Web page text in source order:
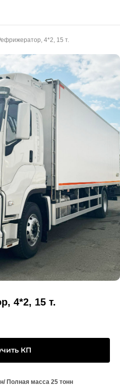
4*2, 15 т.
4*2, 15 т.
КП
Полная масса 25 тонн